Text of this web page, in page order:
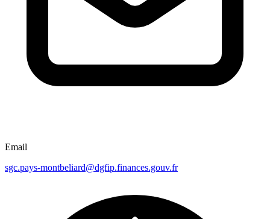
Email
sgc.pays-montbeliard@dgfip.finances.gouv.fr